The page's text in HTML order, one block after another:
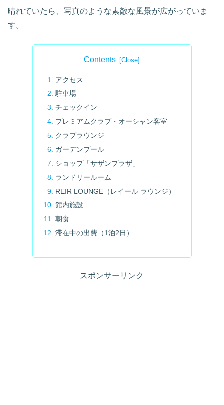
晴れていたら、写真のような素敵な風景が広がっていま
す。
Contents
アクセス
駐車場
チェックイン
プレミアムクラブ・オーシャン客室
クラブラウンジ
ガーデンプール
ショップ「サザンプラザ」
ランドリールーム
REIR LOUNGE（レイール ラウンジ）
館内施設
朝食
滞在中の出費（1泊2日）
スポンサーリンク